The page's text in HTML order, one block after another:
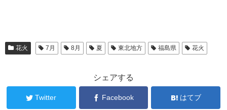
花火 7月 8月 夏 東北地方 福島県 花火
シェアする
Twitter Facebook はてブ